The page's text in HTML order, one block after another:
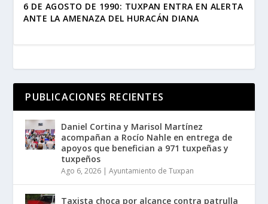
6 DE AGOSTO DE 1990: TUXPAN ENTRA EN ALERTA
ANTE LA AMENAZA DEL HURACÁN DIANA
PUBLICACIONES RECIENTES
Daniel Cortina y Marisol Martínez
acompañan a Rocío Nahle en entrega de
apoyos que benefician a 971 tuxpeñas y
tuxpeños
Ago 6, 2026 |Ayuntamiento de Tuxpan
Taxista choca por alcance contra patrulla